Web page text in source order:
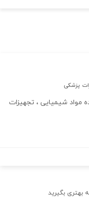
پزشکی
مواد شیمیایی ، تجهیزات
بهتری بگیرید